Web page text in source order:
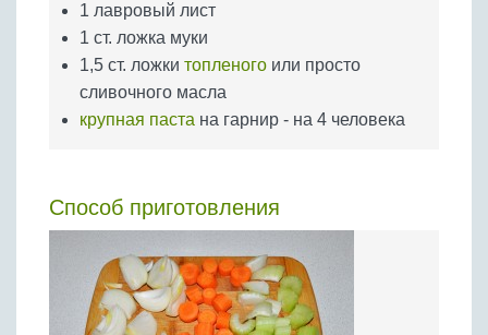
1 лавровый лист
1 ст. ложка муки
1,5 ст. ложки топленого или просто
сливочного масла
крупная паста на гарнир - на 4 человека
Способ приготовления